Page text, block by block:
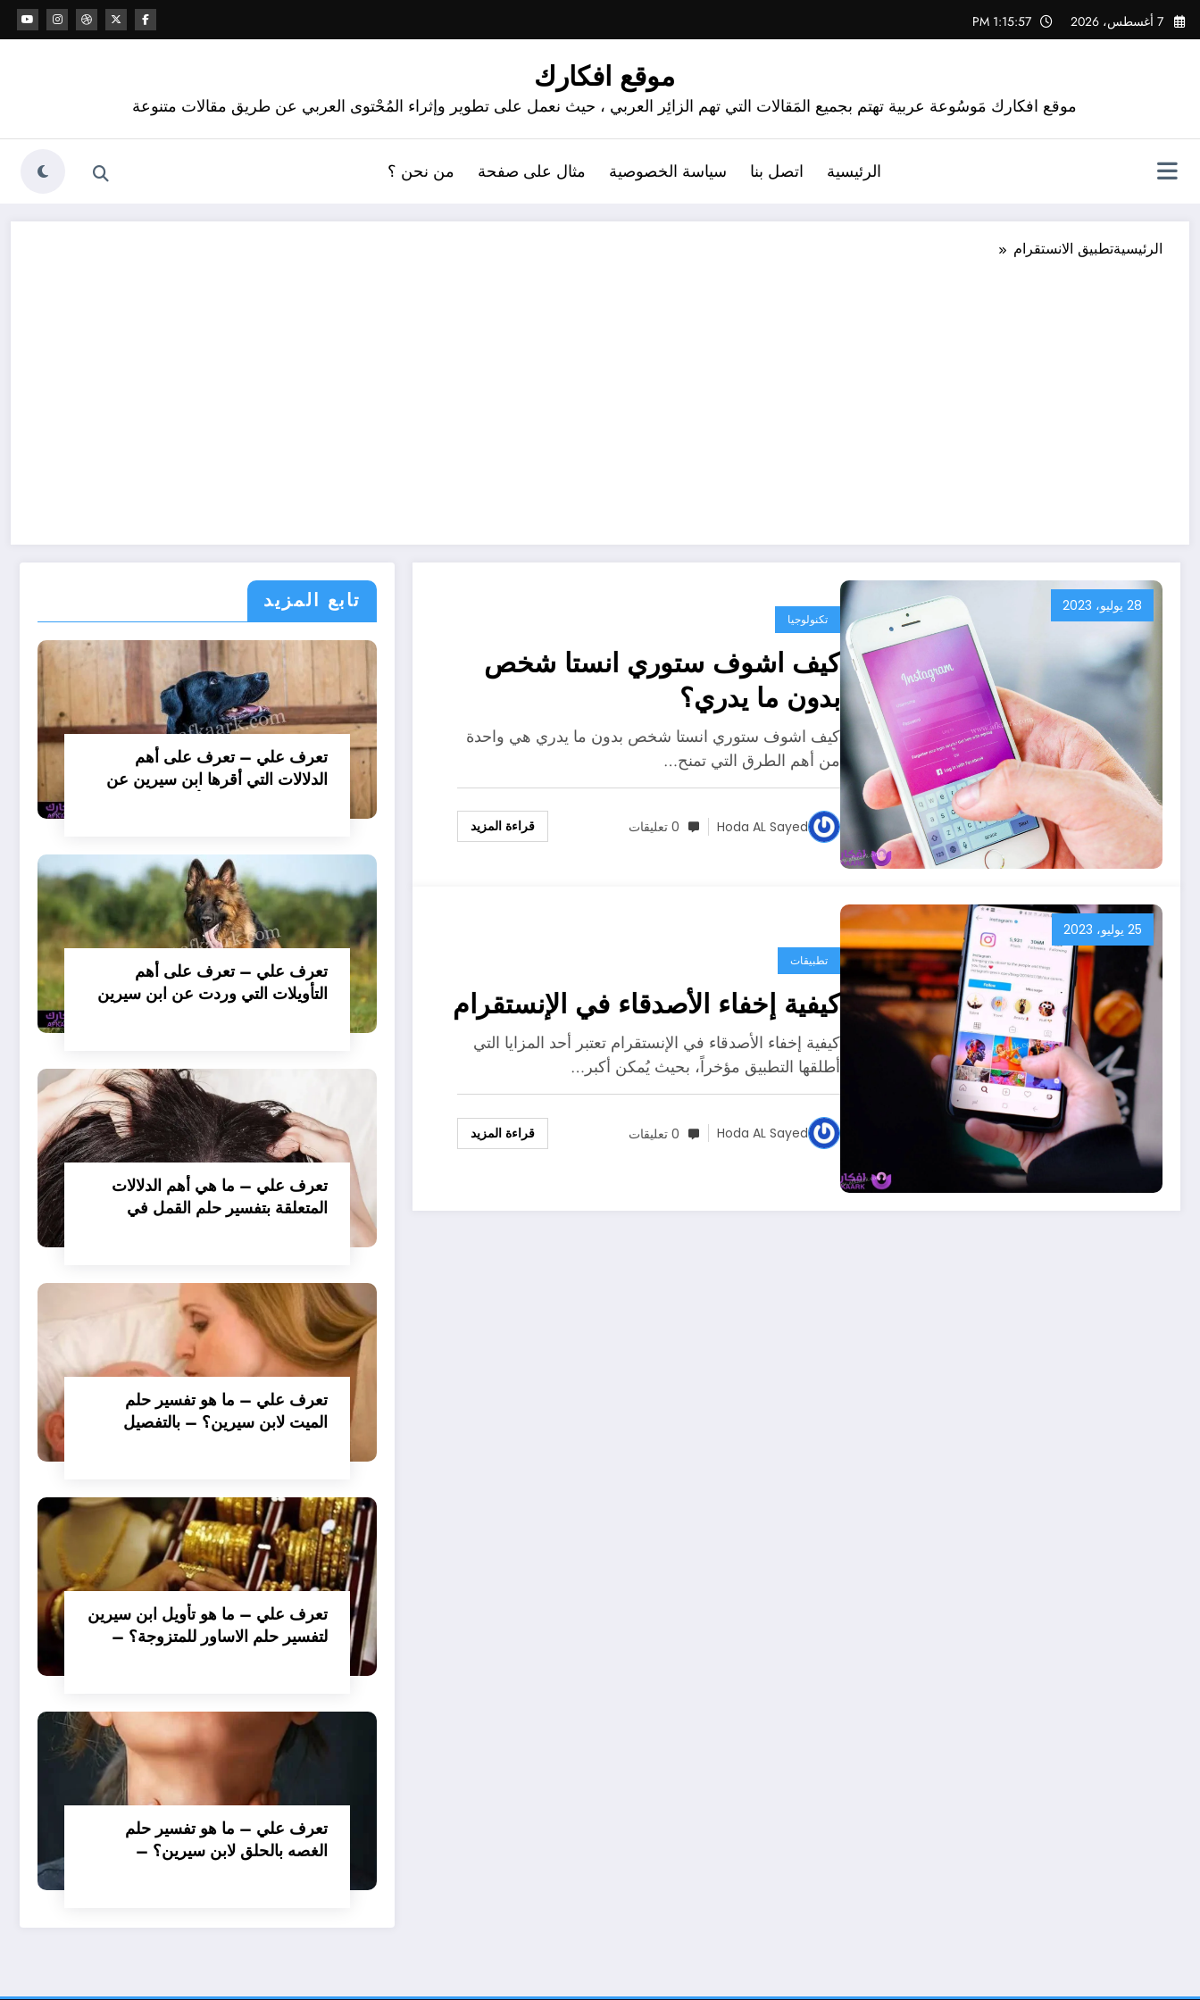
التجاوز
إلى
7 أغسطس، 2026 1:15:58 PM
موقع افكارك
موقع افكارك مَوسُوعة عربية تهتم بجميع المَقالات التي تهم الزائِر العربي ، حيث نعمل على تطوير وإثراء المُحْتوى العربي عن طريق مقالات متنوعة
الرئيسية اتصل بنا سياسة الخصوصية مثال على صفحة من نحن ؟
الرئيسيةتطبيق الانستقرام
28 يوليو، 2023
تكنولوجيا
كيف اشوف ستوري انستا شخص
بدون ما يدري؟
كيف اشوف ستوري انستا شخص بدون ما يدري هي واحدة
من أهم الطرق التي تمنح…
Hoda AL Sayed 0 تعليقات قراءة المزيد
25 يوليو، 2023
تطبيقات
كيفية إخفاء الأصدقاء في الإنستقرام
كيفية إخفاء الأصدقاء في الإنستقرام تعتبر أحد المزايا التي
أطلقها التطبيق مؤخراً، بحيث يُمكن أكبر…
Hoda AL Sayed 0 تعليقات قراءة المزيد
تابع المزيد
تعرف علي – تعرف على أهم
الدلالات التي أقرها ابن سيرين عن
تعرف علي – تعرف على أهم
التأويلات التي وردت عن ابن سيرين
تعرف علي – ما هي أهم الدلالات
المتعلقة بتفسير حلم القمل في
تعرف علي – ما هو تفسير حلم
الميت لابن سيرين؟ – بالتفصيل
تعرف علي – ما هو تأويل ابن سيرين
لتفسير حلم الاساور للمتزوجة؟ –
تعرف علي – ما هو تفسير حلم
الغصه بالحلق لابن سيرين؟ –